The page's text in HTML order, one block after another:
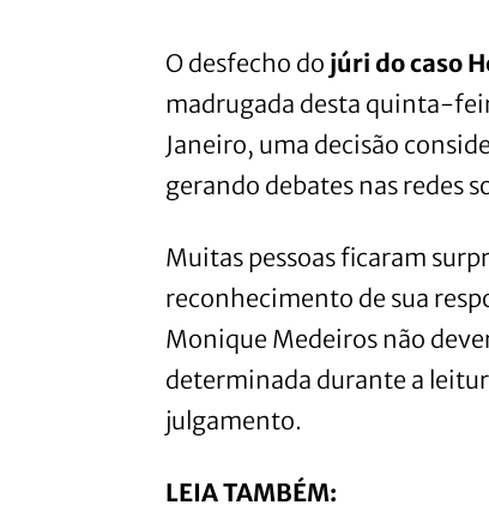
O desfecho do júri do caso
madrugada desta quinta-
Janeiro, uma decisão
gerando debates nas redes
Muitas pessoas ficaram
reconhecimento de sua
Monique Medeiros não
determinada durante a
julgamento.
LEIA TAMBÉM: